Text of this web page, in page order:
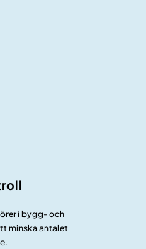
i bygg- och
minska antalet